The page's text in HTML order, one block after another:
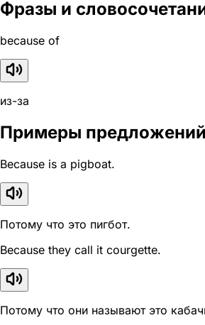
Фразы и
because of
из-за
Примеры предложений
Because is a pigboat.
Потому что это пигбот.
Because they call it courgette.
Потому что они называют это